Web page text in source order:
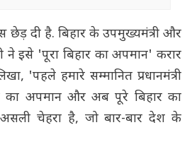
छेड़ दी है. बिहार के उपमुख्यमंत्री और
ने इसे 'पूरा बिहार का अपमान' करार
'पहले हमारे सम्मानित प्रधानमंत्री
का अपमान और अब पूरे बिहार का
असली चेहरा है, जो बार-बार देश के